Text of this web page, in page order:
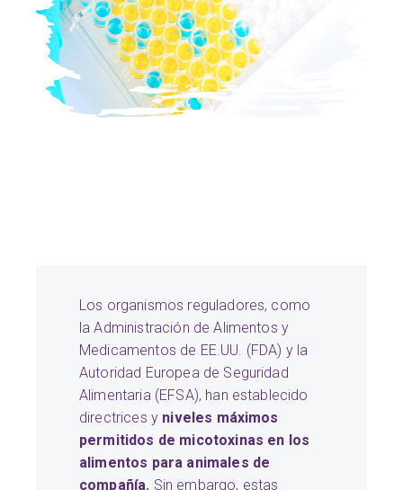
Los organismos reguladores, como
la Administración de Alimentos y
Medicamentos de EE.UU. (FDA) y la
Autoridad Europea de Seguridad
Alimentaria (EFSA), han establecido
directrices y niveles máximos
permitidos de micotoxinas en los
alimentos para animales de
compañía. Sin embargo, estas